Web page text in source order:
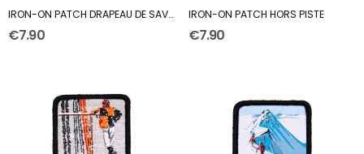
IRON-ON PATCH DRAPEAU DE SAVOIE
€7.90
IRON-ON PATCH HORS PISTE
€7.90